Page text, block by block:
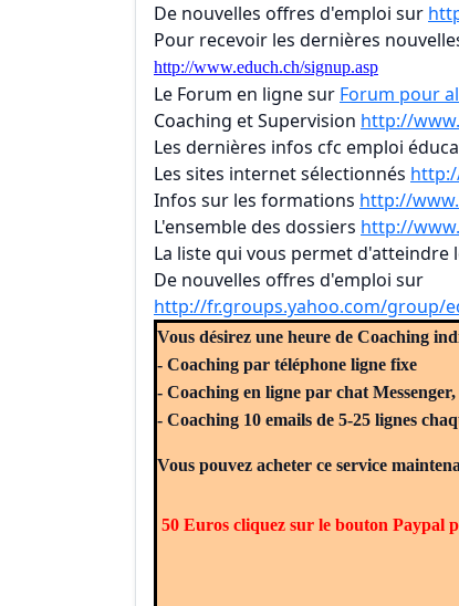
De nouvelles offres d'emploi sur
Pour recevoir les dernières
http://www.educh.ch/signup.asp
Le Forum en ligne sur Forum pour
Coaching et Supervision http://
Les dernières infos cfc emploi
Les sites internet sélectionnés
Infos sur les formations http://
L'ensemble des dossiers http://
La liste qui vous permet
De nouvelles offres d'emploi sur
http://fr.groups.yahoo.com/group/
Vous désirez une heure de Coaching
- Coaching par téléphone ligne fixe
- Coaching en ligne par chat
- Coaching 10 emails de 5-25 lignes
Vous pouvez acheter ce service
50 Euros cliquez sur le bouton Paypal